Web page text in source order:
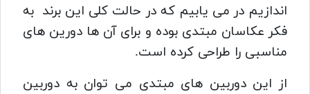
اندازیم در می یابیم که در حالت کلی این برند به
فکر عکاسان مبتدی بوده و برای آن ها دورین های
مناسبی را طراحی کرده است.
از این دوربین های مبتدی می توان به دوربین